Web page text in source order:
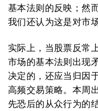
基本法则的反映；然
我们还认为这是对市
实际上，当股票反常
市场的基本法则出现
决定的，还应当归因
高频交易策略。本周
先恐后的从众行为的结